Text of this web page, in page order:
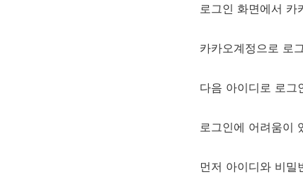
로그인 화면에서 카
카카오계정으로 로
다음 아이디로 로그
로그인에 어려움이
먼저 아이디와 비밀